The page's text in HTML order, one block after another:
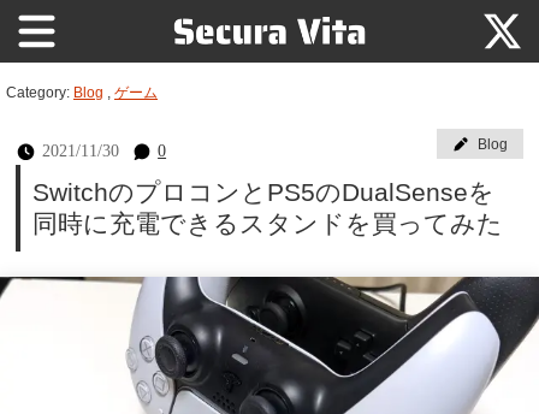
Category: Blog ゲーム
2021/11/30 0 Blog
SwitchのプロコンとPS5のDualSenseを
同時に充電できるスタンドを買ってみた